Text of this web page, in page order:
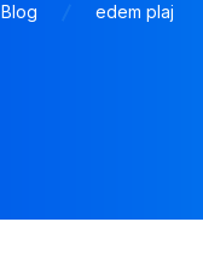
Blog edem plaj